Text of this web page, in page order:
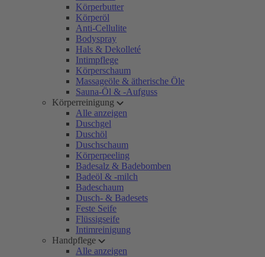
Körperbutter
Körperöl
Anti-Cellulite
Bodyspray
Hals & Dekolleté
Intimpflege
Körperschaum
Massageöle & ätherische Öle
Sauna-Öl & -Aufguss
Körperreinigung
Alle anzeigen
Duschgel
Duschöl
Duschschaum
Körperpeeling
Badesalz & Badebomben
Badeöl & -milch
Badeschaum
Dusch- & Badesets
Feste Seife
Flüssigseife
Intimreinigung
Handpflege
Alle anzeigen